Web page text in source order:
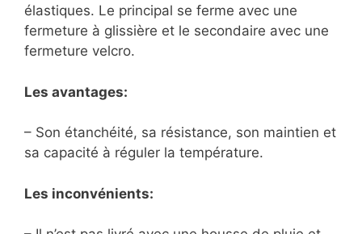
élastiques. Le principal se ferme avec une
fermeture à glissière et le secondaire avec une
fermeture velcro.
Les avantages:
– Son étanchéité, sa résistance, son maintien et
sa capacité à réguler la température.
Les inconvénients: